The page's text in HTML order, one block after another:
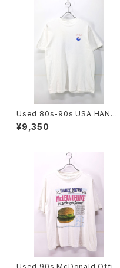
Used 80s-90s USA HANES
ORACLE Tech Graphic T-S
hirt Size L 古着
¥9,350